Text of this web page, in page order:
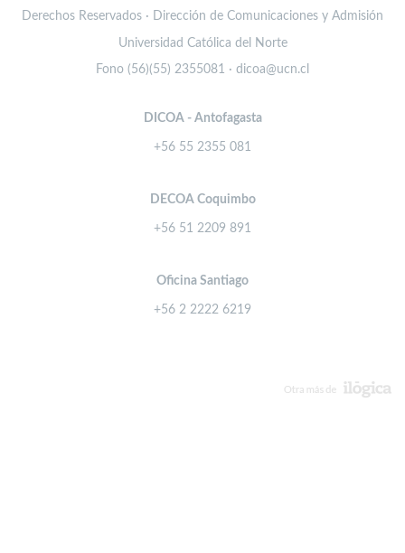
Derechos Reservados · Dirección de Comunicaciones y Admisión
Universidad Católica del Norte
Fono (56)(55) 2355081 · dicoa@ucn.cl
DICOA - Antofagasta
+56 55 2355 081
DECOA Coquimbo
+56 51 2209 891
Oficina Santiago
+56 2 2222 6219